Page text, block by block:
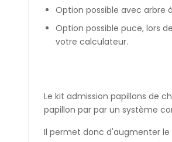
Option possible avec arbre
Option possible puce, lors
votre calculateur.
Le kit admission papillons de
papillon par par un système
Il permet donc d'augmenter le